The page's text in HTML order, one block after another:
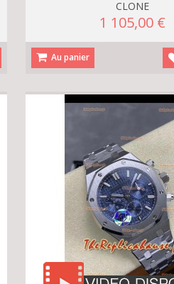
CLONE
1 105,00 €
Au panier